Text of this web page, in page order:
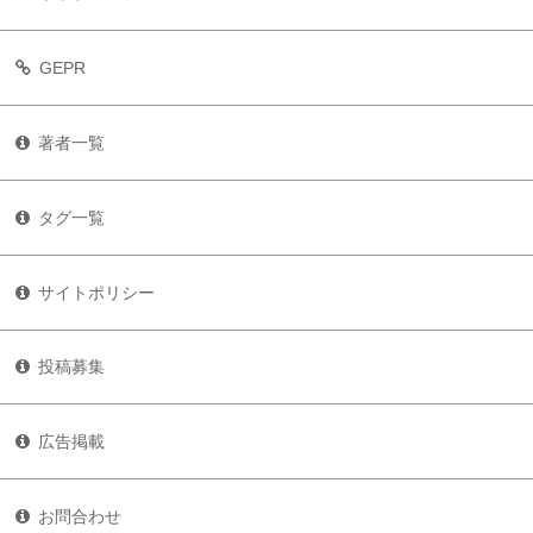
GEPR
著者一覧
タグ一覧
サイトポリシー
投稿募集
広告掲載
お問合わせ